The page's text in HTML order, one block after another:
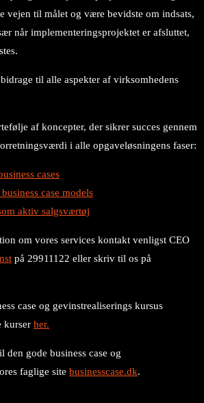
vejen til målet og være bevidste om indsats,
når implementeringsprojektet er afsluttet,
til alle aspekter af virksomhedens
af koncepter, der sikrer succes gennem
i alle opgaveløsningens faser:
cases
case models
aktiv salgsværtøj
om vores services kontakt venligst CEO
på 29911122 eller skriv til os på
case og gevinstrealiserings kursus
kurser her.
den gode business case og
faglige site businesscase.dk.